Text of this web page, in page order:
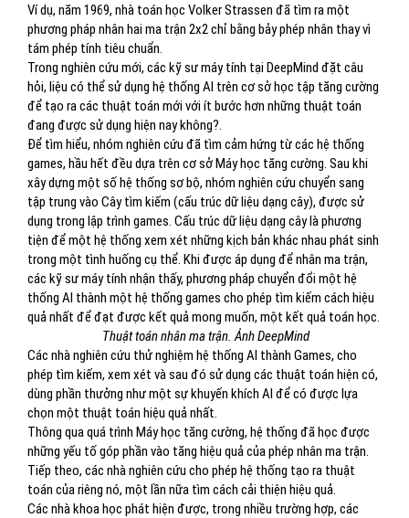
Ví dụ, năm 1969, nhà toán học Volker Strassen đã tìm ra một
phương pháp nhân hai ma trận 2x2 chỉ bằng bảy phép nhân thay vì
tám phép tính tiêu chuẩn.
Trong nghiên cứu mới, các kỹ sư máy tính tại DeepMind đặt câu
hỏi, liệu có thể sử dụng hệ thống AI trên cơ sở học tập tăng cường
để tạo ra các thuật toán mới với ít bước hơn những thuật toán
đang được sử dụng hiện nay không?.
Để tìm hiểu, nhóm nghiên cứu đã tìm cảm hứng từ các hệ thống
games, hầu hết đều dựa trên cơ sở Máy học tăng cường. Sau khi
xây dựng một số hệ thống sơ bộ, nhóm nghiên cứu chuyển sang
tập trung vào Cây tìm kiếm (cấu trúc dữ liệu dạng cây), được sử
dụng trong lập trình games. Cấu trúc dữ liệu dạng cây là phương
tiện để một hệ thống xem xét những kịch bản khác nhau phát sinh
trong một tình huống cụ thể. Khi được áp dụng để nhân ma trận,
các kỹ sư máy tính nhận thấy, phương pháp chuyển đổi một hệ
thống AI thành một hệ thống games cho phép tìm kiếm cách hiệu
quả nhất để đạt được kết quả mong muốn, một kết quả toán học.
Thuật toán nhân ma trận. Ảnh DeepMind
Các nhà nghiên cứu thử nghiệm hệ thống AI thành Games, cho
phép tìm kiếm, xem xét và sau đó sử dụng các thuật toán hiện có,
dùng phần thưởng như một sự khuyến khích AI để có được lựa
chọn một thuật toán hiệu quả nhất.
Thông qua quá trình Máy học tăng cường, hệ thống đã học được
những yếu tố góp phần vào tăng hiệu quả của phép nhân ma trận.
Tiếp theo, các nhà nghiên cứu cho phép hệ thống tạo ra thuật
toán của riêng nó, một lần nữa tìm cách cải thiện hiệu quả.
Các nhà khoa học phát hiện được, trong nhiều trường hợp, các